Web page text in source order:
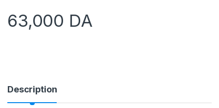
63,000 DA
Description